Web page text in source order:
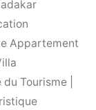
Appartement
Tourisme |